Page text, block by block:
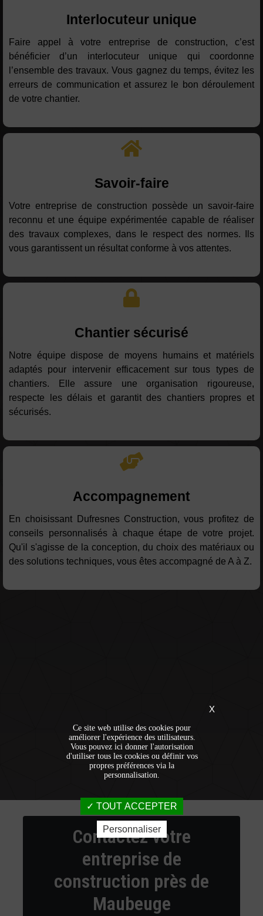
Interlocuteur unique
Faire appel à votre entreprise de construction, c’est
bénéficier d’un interlocuteur unique qui coordonne
l’ensemble des travaux. Vous gagnez du temps, évitez les
erreurs de communication et assurez le bon déroulement
de votre chantier.
Savoir-faire
Votre entreprise de construction possède un savoir-faire
reconnu et une équipe expérimentée capable de réaliser
des travaux complexes, dans le respect des normes. Ils
vous garantissent un résultat conforme à vos attentes.
Chantier sécurisé
Notre équipe dispose de moyens humains et matériels
adaptés pour intervenir efficacement sur tous types de
chantiers. Elle assure une organisation rigoureuse,
respecte les délais et garantit des chantiers propres et
sécurisés.
Accompagnement
En choisissant Dufresnes Construction, vous profitez de
conseils personnalisés à chaque étape de votre projet.
Qu'il s'agisse de la conception, du choix des matériaux ou
des solutions techniques, vous êtes accompagné de A à Z.
Contactez votre
entreprise de
construction près de
Maubeuge
X
Ce site web utilise des cookies pour
améliorer l'expérience des utilisateurs.
Vous pouvez ici donner l'autorisation
d'utiliser tous les cookies ou définir vos
propres préférences via la
personnalisation.
TOUT ACCEPTER
Personnaliser